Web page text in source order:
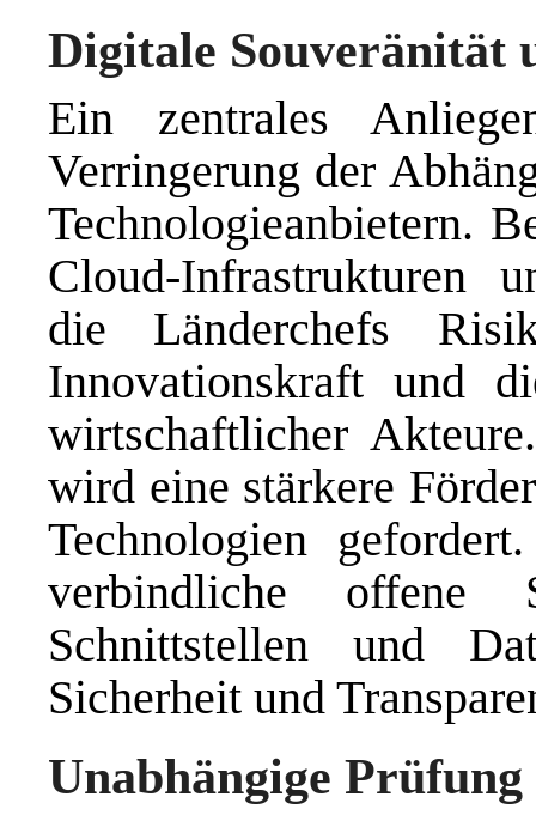
Digitale Souveränität
Ein zentrales
Verringerung der
Technologieanbietern.
Cloud-Infrastrukturen
die Länderchefs
Innovationskraft und
wirtschaftlicher
wird eine stärkere
Technologien
verbindliche offene
Schnittstellen und
Sicherheit und
Unabhängige